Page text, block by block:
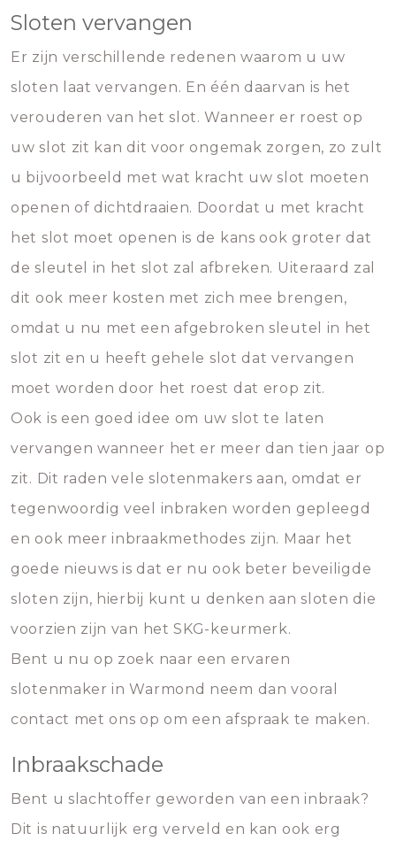
Sloten vervangen
Er zijn verschillende redenen waarom u uw
sloten laat vervangen. En één daarvan is het
verouderen van het slot. Wanneer er roest op
uw slot zit kan dit voor ongemak zorgen, zo zult
u bijvoorbeeld met wat kracht uw slot moeten
openen of dichtdraaien. Doordat u met kracht
het slot moet openen is de kans ook groter dat
de sleutel in het slot zal afbreken. Uiteraard zal
dit ook meer kosten met zich mee brengen,
omdat u nu met een afgebroken sleutel in het
slot zit en u heeft gehele slot dat vervangen
moet worden door het roest dat erop zit.
Ook is een goed idee om uw slot te laten
vervangen wanneer het er meer dan tien jaar op
zit. Dit raden vele slotenmakers aan, omdat er
tegenwoordig veel inbraken worden gepleegd
en ook meer inbraakmethodes zijn. Maar het
goede nieuws is dat er nu ook beter beveiligde
sloten zijn, hierbij kunt u denken aan sloten die
voorzien zijn van het SKG-keurmerk.
Bent u nu op zoek naar een ervaren
slotenmaker in Warmond neem dan vooral
contact met ons op om een afspraak te maken.
Inbraakschade
Bent u slachtoffer geworden van een inbraak?
Dit is natuurlijk erg verveld en kan ook erg